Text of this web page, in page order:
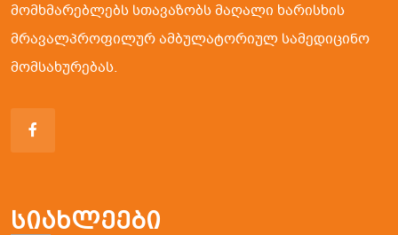
მომხმარებლებს სთავაზობს მაღალი ხარისხის
მრავალპროფილურ ამბულატორიულ სამედიცინო
მომსახურებას.
Სიახლეები